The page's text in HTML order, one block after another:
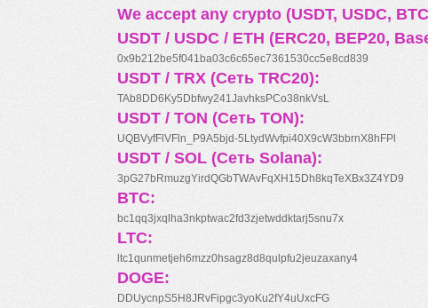
We accept any crypto (USDT, USDC,
USDT / USDC / ETH (ERC20, BEP20,
0x9b212be5f041ba03c6c65ec7361530cc5e8cd839
USDT / TRX (Сеть TRC20):
TAb8DD6Ky5Dbfwy241JavhksPCo38nkVsL
USDT / TON (Сеть TON):
UQBVyfFlVFln_P9A5bjd-5LtydWvfpi40X9cW3bbrnX8hFPl
USDT / SOL (Сеть Solana):
3pG27bRmuzgYirdQGbTWAvFqXH15Dh8kqTeXBx3Z4YD9
BTC:
bc1qq3jxqlha3nkptwac2fd3zjetwddktarj5snu7x
LTC:
ltc1qunmetjeh6mzz0hsagz8d8qulpfu2jeuzaxany4
DOGE:
DDUycnpS5H8JRvFipgc3yoKu2fY4uUxcFG